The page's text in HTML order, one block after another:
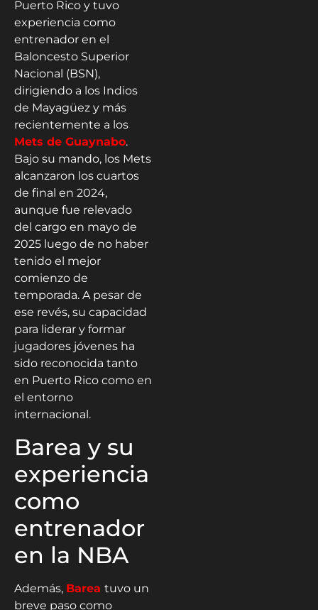
Puerto Rico y tuvo
experiencia como
entrenador en el
Baloncesto Superior
Nacional (BSN),
dirigiendo a los Indios
de Mayagüez y más
recientemente a los
Mets de Guaynabo.
Bajo su mando, los Mets
alcanzaron los cuartos
de final en 2024,
aunque fue relevado
del cargo en mayo de
2025 luego de no haber
tenido el mejor
comienzo de
temporada. A pesar de
ese revés, su capacidad
para liderar y formar
jugadores jóvenes ha
sido reconocida tanto
en Puerto Rico como en
el entorno
internacional.
Barea y su
experiencia
como
entrenador
en la NBA
Además, Barea tuvo un
breve paso como